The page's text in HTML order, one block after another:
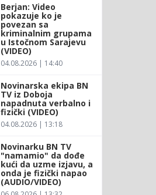
Berjan: Video
pokazuje ko je
povezan sa
kriminalnim grupama
u Istočnom Sarajevu
(VIDEO)
04.08.2026 | 14:40
Novinarska ekipa BN
TV iz Doboja
napadnuta verbalno i
fizički (VIDEO)
04.08.2026 | 13:18
Novinarku BN TV
"namamio" da dođe
kući da uzme izjavu, a
onda je fizički napao
(AUDIO/VIDEO)